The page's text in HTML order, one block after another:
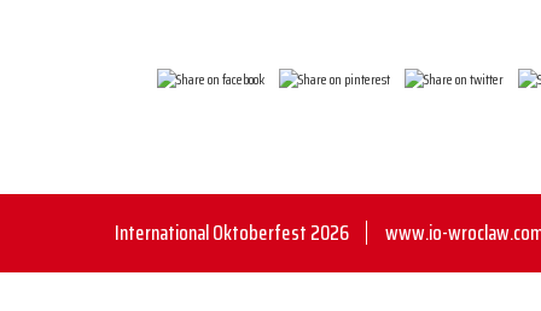
International Oktoberfest 2026 www.io-